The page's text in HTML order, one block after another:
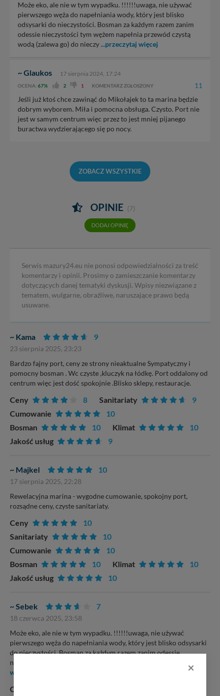
Może eko, ale nie w tym wypadku. !!!!!!uwaga, nie używać
pierwszego węża do napełniania wody, który jest blisko
odsysarki do nieczystości. Bosman za każdym razem zanim
odessie nieczystości tym wężem napełnia przewód czystą
wodą (zalewa go) do nieczy...przeczytaj więcej
~ Glaukos 17 sierpnia 2024, 17:24
OCENA: 67% 2 1 KOMENTARZ ZGŁOSZONY 11
Jeśli już ktoś chce zawinąć do Mikołajek to ta marina będzie
dobrym wyborem. Miła i pomocna obsługa. Czysto. Port nie
jest w samym centrum więc przez to jest mniej pijanego
buractwa wydzierającego się po nocy.
ZOBACZ WSZYSTKIE
OPINIE (7)
DODAJ OPINIĘ
Serwis mazury24.eu nie ponosi odpowiedzialności za treść
komentarzy i opinii. Prosimy o zamieszczanie komentarzy
dotyczących danej tematyki dyskusji. Wpisy niezwiązane z
tematem, wulgarne, obraźliwe, naruszające prawo będą
usuwane.
~ Kama 9
23 sierpnia 2025, 23:23
Bardzo fajny port, ceny ze strony nieaktualne Sympatyczny i
pomocny bosman . Wc czyste ,kluczyk na łódkę. Port oddalony od
centrum więc jest dość spokojnie .Blisko sklepy, restauracje.
Ceny 8 Sanitariaty
9
Cumowanie
10
Bosman
10 Klimat
10
Jakość usług
9
~ Majkel 10
17 sierpnia 2025, 22:28
Rewelacyjna marina - wygodne cumowanie, spokojny port,
rozsądne ceny, czyste sanitariaty.
Ceny
10
Sanitariaty
10
Cumowanie
10
Bosman
10 Klimat
10
Jakość usług
10
~ Sebek 7
18 czerwca 2025, 23:58
Może eko, ale nie w tym wypadku. !!!!!!uwaga, nie używać
pierwszego węża do napełniania wody, który jest blisko odsysarki
do nieczystości. Bosman za każdym razem zanim odessie
nieczystości tym wężem napełnia przewód czys
więcej
Ceny
×